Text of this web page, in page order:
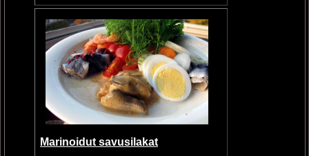
Marinoidut savusilakat